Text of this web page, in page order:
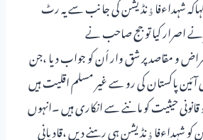
شہداءفاﺅنڈیشن کی جانب سے یہ رٹ
نے اصرار کیا تو جج صاحب نے
و مقاصد پر شق وار اُن کو جواب دیا ،جن
آئین پاکستان کی رو سے غیر مسلم اقلیت ہیں
قانونی حیثیت کو ماننے سے انکاری ہیں ۔انہوں
شہداءفاﺅنڈیشن ہی رہنے دیں ،قادیانی